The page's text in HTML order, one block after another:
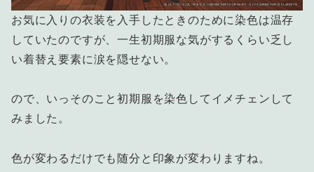
お気に入りの衣装を入手したときのために染色は温存
していたのですが、一生初期服な気がするくらい乏し
い着替え要素に涙を隠せない。
ので、いっそのこと初期服を染色してイメチェンして
みました。
色が変わるだけでも随分と印象が変わりますね。